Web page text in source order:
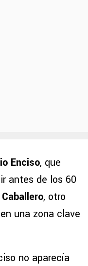
Enciso, que
antes de los 60
Caballero, otro
una zona clave
no aparecía